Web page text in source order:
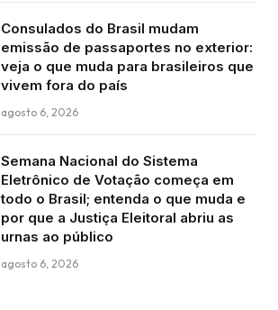
Consulados do Brasil mudam
emissão de passaportes no exterior:
veja o que muda para brasileiros que
vivem fora do país
agosto 6, 2026
Semana Nacional do Sistema
Eletrônico de Votação começa em
todo o Brasil; entenda o que muda e
por que a Justiça Eleitoral abriu as
urnas ao público
agosto 6, 2026